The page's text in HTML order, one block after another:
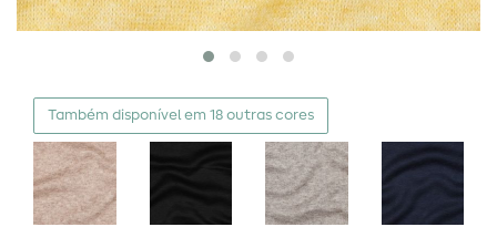
Também disponível em 18 outras cores